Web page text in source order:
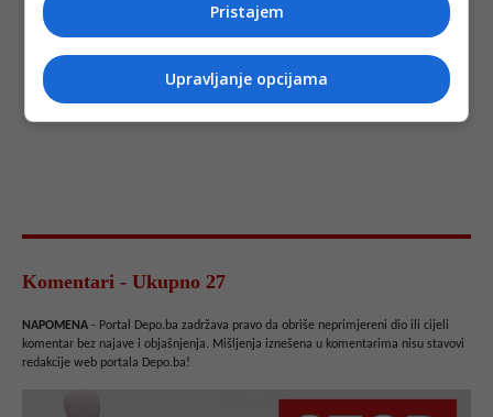
Komentari - Ukupno 27
NAPOMENA - Portal Depo.ba zadržava pravo da obriše neprimjereni dio ili cijeli
komentar bez najave i objašnjenja. Mišljenja iznešena u komentarima nisu stavovi
redakcije web portala Depo.ba!
Pristajem
Upravljanje opcijama